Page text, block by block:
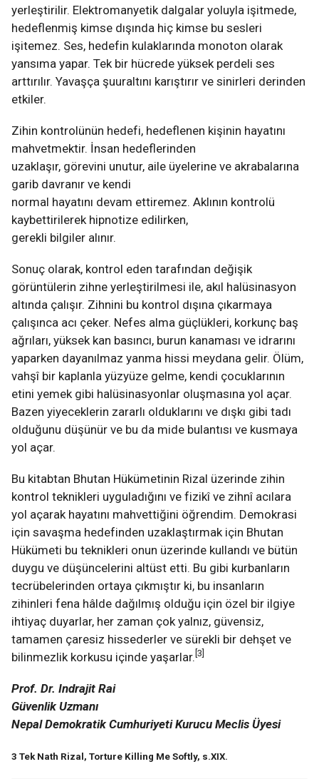
yerleştirilir. Elektromanyetik dalgalar yoluyla işitmede,
hedeflenmiş kimse dışında hiç kimse bu sesleri
işitemez. Ses, hedefin kulaklarında monoton olarak
yansıma yapar. Tek bir hücrede yüksek perdeli ses
arttırılır. Yavaşça şuuraltını karıştırır ve sinirleri derinden
etkiler.
Zihin kontrolünün hedefi, hedeflenen kişinin hayatını
mahvetmektir. İnsan hedeflerinden
uzaklaşır, görevini unutur, aile üyelerine ve akrabalarına
garib davranır ve kendi
normal hayatını devam ettiremez. Aklının kontrolü
kaybettirilerek hipnotize edilirken,
gerekli bilgiler alınır.
Sonuç olarak, kontrol eden tarafından değişik
görüntülerin zihne yerleştirilmesi ile, akıl halüsinasyon
altında çalışır. Zihnini bu kontrol dışına çıkarmaya
çalışınca acı çeker. Nefes alma güçlükleri, korkunç baş
ağrıları, yüksek kan basıncı, burun kanaması ve idrarını
yaparken dayanılmaz yanma hissi meydana gelir. Ölüm,
vahşî bir kaplanla yüzyüze gelme, kendi çocuklarının
etini yemek gibi halüsinasyonlar oluşmasına yol açar.
Bazen yiyeceklerin zararlı olduklarını ve dışkı gibi tadı
olduğunu düşünür ve bu da mide bulantısı ve kusmaya
yol açar.
Bu kitabtan Bhutan Hükümetinin Rizal üzerinde zihin
kontrol teknikleri uyguladığını ve fizikî ve zihnî acılara
yol açarak hayatını mahvettiğini öğrendim. Demokrasi
için savaşma hedefinden uzaklaştırmak için Bhutan
Hükümeti bu teknikleri onun üzerinde kullandı ve bütün
duygu ve düşüncelerini altüst etti. Bu gibi kurbanların
tecrübelerinden ortaya çıkmıştır ki, bu insanların
zihinleri fena hâlde dağılmış olduğu için özel bir ilgiye
ihtiyaç duyarlar, her zaman çok yalnız, güvensiz,
tamamen çaresiz hissederler ve sürekli bir dehşet ve
bilinmezlik korkusu içinde yaşarlar. [3]
Prof. Dr. Indrajit Rai
Güvenlik Uzmanı
Nepal Demokratik Cumhuriyeti Kurucu Meclis Üyesi
3 Tek Nath Rizal, Torture Killing Me Softly, s.XIX.